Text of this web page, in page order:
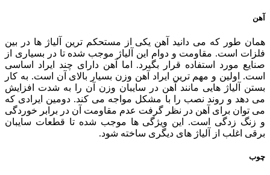
آهن
همان طور که می دانید آهن یکی از مستحکم ترین آلیاژ ها در بین
فلزات است. مقاومت و دوام این آلیاژ موجب شده تا در بسیاری از
صنایع مورد استفاده قرار بگیرد. اما آهن دارای چند ایراد اساسی
است. اولین و مهم ترین ایراد آهن وزن بسیار بالای آن است. به کار
بستن آلیاژ هایی مانند آهن در سایبان وزن آن را به شدت افزایش
می دهد و روند نصب را با مشکل مواجه می کند. دومین ایرادی که
می توان برای آهن در نظر گرفت عدم مقاومت آن در برابر خوردگی
و زنگ زدگی است. این ویژگی ها موجب شده تا قطعات سایبان
برقی اغلب از آلیاژ های دیگری ساخته شود.
چوب